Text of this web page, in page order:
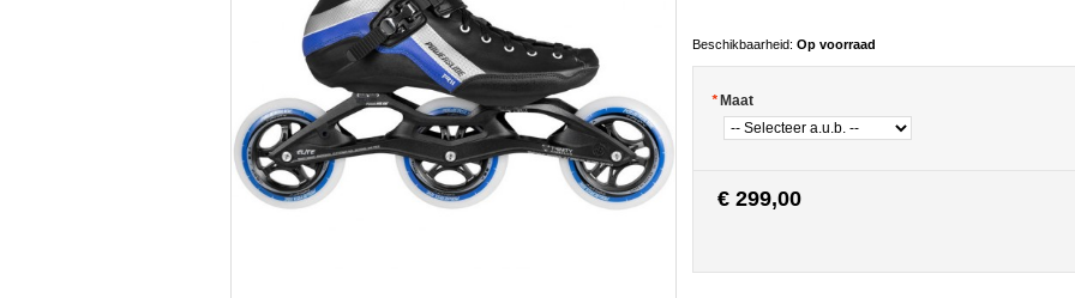
Beschikbaarheid: Op voorraad
* Maat
€ 299,00